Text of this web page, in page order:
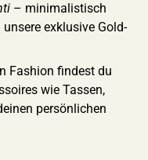
– minimalistisch
exklusive Gold-
Fashion findest du
wie Tassen,
persönlichen